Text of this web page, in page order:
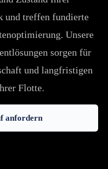
und treffen fundierte
Unsere
sorgen für
und langfristigen
Flotte.
anfordern